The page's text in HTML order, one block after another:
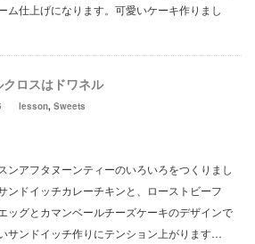
ム仕上げになります。可愛いケーキ作りまし
クロスはドワネル
lesson, Sweets
アフタヌーンティーのいろいろをつくりまし
ンドイッチカレーチキンと、ローストビーフ
ッグとカマンベールチーズケーキのデザインで
サンドイッチ作りにテンション上がります…